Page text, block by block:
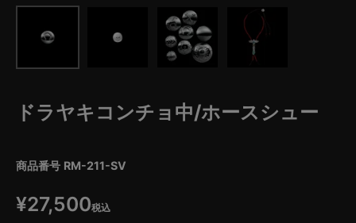
ドラヤキコンチョ中/ホースシュー
商品番号 RM-211-SV
¥27,500税込